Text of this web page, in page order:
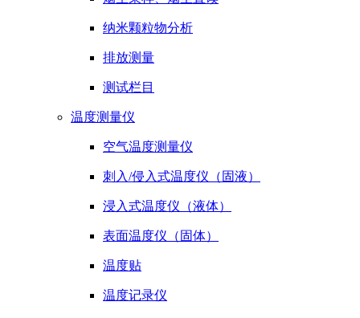
纳米颗粒物分析
排放测量
测试栏目
温度测量仪
空气温度测量仪
刺入/侵入式温度仪（固液）
浸入式温度仪（液体）
表面温度仪（固体）
温度贴
温度记录仪